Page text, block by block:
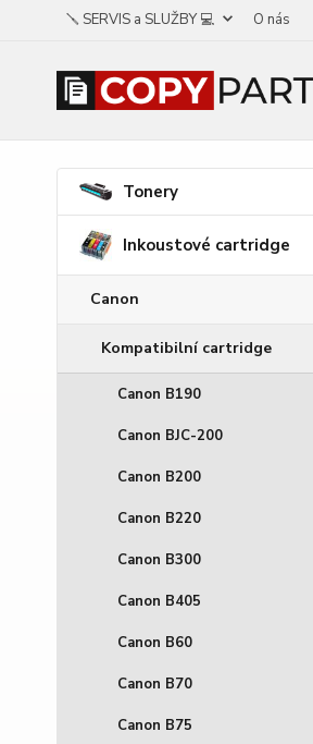
🪛 SERVIS a SLUŽBY 💻 O nás
Tonery
Inkoustové cartridge
Canon
Kompatibilní cartridge
Canon B190
Canon BJC-200
Canon B200
Canon B220
Canon B300
Canon B405
Canon B60
Canon B70
Canon B75